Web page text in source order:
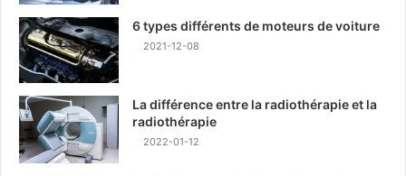
6 types différents de moteurs de voiture
2021-12-08
La différence entre la radiothérapie et la
radiothérapie
2022-01-12